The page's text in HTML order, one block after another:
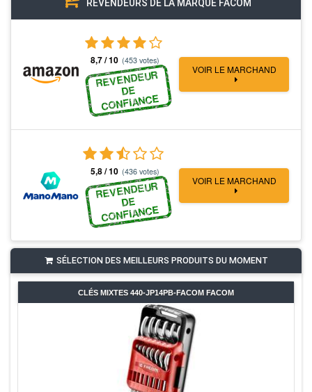
REVENDEURS DE LA MARQUE FACOM
8,7 / 10 (453 votes)
REVENDEUR
DE
CONFIANCE
VOIR LE MARCHAND
5,8 / 10 (436 votes)
REVENDEUR
DE
CONFIANCE
VOIR LE MARCHAND
SÉLECTION DES MEILLEURS PRODUITS DU MOMENT
CLÉS MIXTES 440-JP14PB-FACOM FACOM